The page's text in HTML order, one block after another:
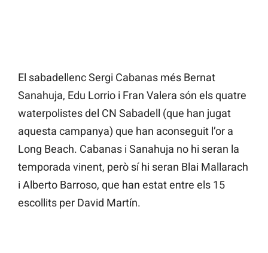
El sabadellenc Sergi Cabanas més Bernat
Sanahuja, Edu Lorrio i Fran Valera són els quatre
waterpolistes del CN Sabadell (que han jugat
aquesta campanya) que han aconseguit l’or a
Long Beach. Cabanas i Sanahuja no hi seran la
temporada vinent, però sí hi seran Blai Mallarach
i Alberto Barroso, que han estat entre els 15
escollits per David Martín.